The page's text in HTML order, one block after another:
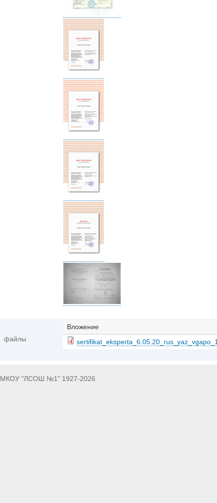
файлы
Вложение
МКОУ "ЛСОШ №1" 1927-2026